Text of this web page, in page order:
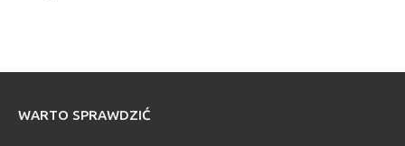
WARTO SPRAWDZIĆ